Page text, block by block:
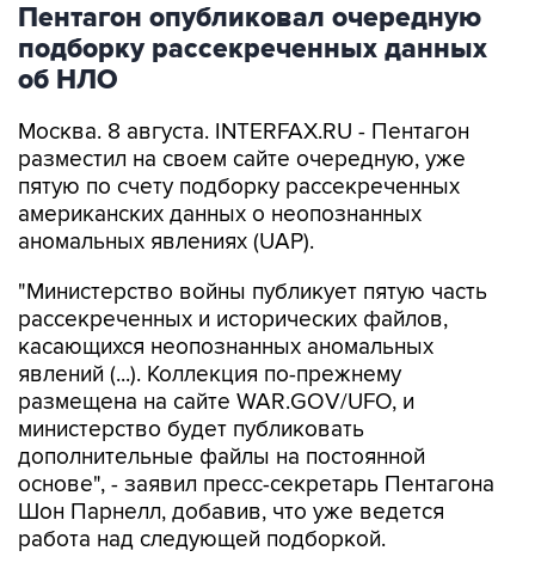
Пентагон опубликовал очередную
подборку рассекреченных данных
об НЛО
Москва. 8 августа. INTERFAX.RU - Пентагон
разместил на своем сайте очередную, уже
пятую по счету подборку рассекреченных
американских данных о неопознанных
аномальных явлениях (UAP).
"Министерство войны публикует пятую часть
рассекреченных и исторических файлов,
касающихся неопознанных аномальных
явлений (...). Коллекция по-прежнему
размещена на сайте WAR.GOV/UFO, и
министерство будет публиковать
дополнительные файлы на постоянной
основе", - заявил пресс-секретарь Пентагона
Шон Парнелл, добавив, что уже ведется
работа над следующей подборкой.